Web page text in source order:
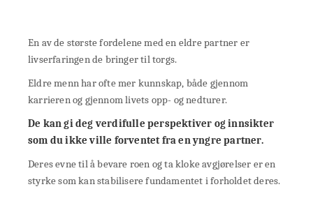
En av de største fordelene med en eldre partner er
livserfaringen de bringer til torgs.
Eldre menn har ofte mer kunnskap, både gjennom
karrieren og gjennom livets opp- og nedturer.
De kan gi deg verdifulle perspektiver og innsikter
som du ikke ville forventet fra en yngre partner.
Deres evne til å bevare roen og ta kloke avgjørelser er en
styrke som kan stabilisere fundamentet i forholdet deres.